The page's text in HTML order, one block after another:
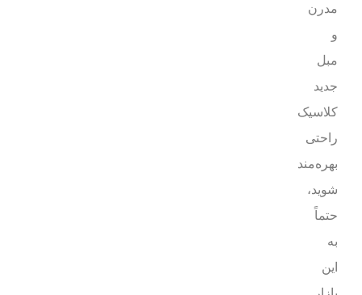
مدرن
و
مبل
جدید
کلاسیک
راحتی
بهره‌مند
شوید،
حتماً
به
این